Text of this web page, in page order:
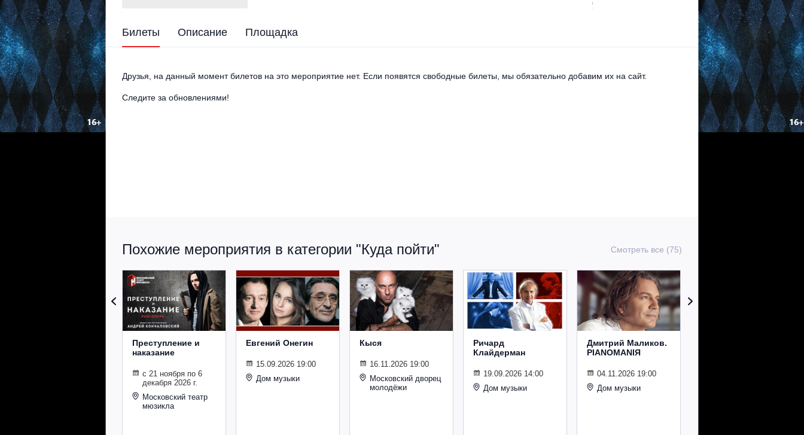
Билеты Описание Площадка
Друзья, на данный момент билетов на это мероприятие нет. Если появятся свободные билеты, мы обязательно добавим их на сайт.
Следите за обновлениями!
Похожие мероприятия в категории "Куда пойти" Смотреть все (75)
Преступление и
наказание
с 21 ноября по 6
декабря 2026 г.
Московский театр
мюзикла
Евгений Онегин
15.09.2026 19:00
Дом музыки
Кыся
16.11.2026 19:00
Московский дворец
молодёжи
Ричард
Клайдерман
19.09.2026 14:00
Дом музыки
Дмитрий Маликов.
PIANOMANIЯ
04.11.2026 19:00
Дом музыки